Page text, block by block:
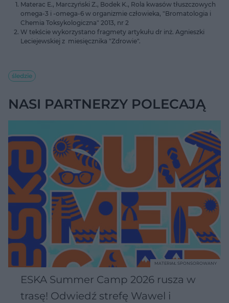
Materac E., Marczyński Z., Bodek K., Rola kwasów tłuszczowych
omega-3 i -omega-6 w organizmie człowieka, "Bromatologia i
Chemia Toksykologiczna" 2013, nr 2
W tekście wykorzystano fragmety artykułu dr inż. Agnieszki
Leciejewskiej z miesięcznika "Zdrowie".
śledzie
NASI PARTNERZY POLECAJĄ
ESKA Summer Camp 2026 rusza w
trasę! Odwiedź strefę Wawel i
MATERIAŁ SPONSOROWANY